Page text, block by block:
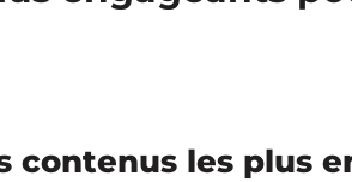
contenus les plus